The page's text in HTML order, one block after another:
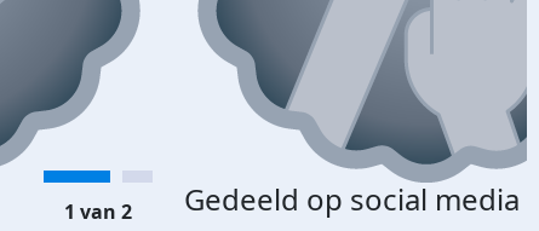
Gedeeld op social media
1 van 2